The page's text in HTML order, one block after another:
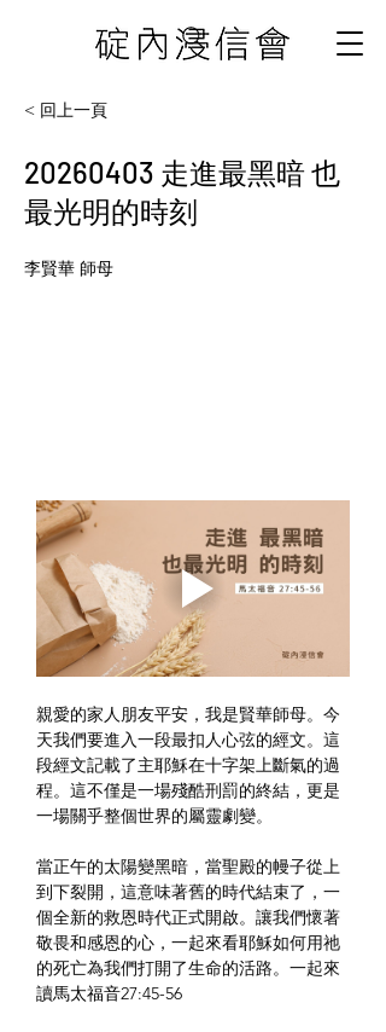
< 回上一頁
20260403 走進最黑暗 也
最光明的時刻
李賢華 師母
親愛的家人朋友平安，我是賢華師母。今
天我們要進入一段最扣人心弦的經文。這
段經文記載了主耶穌在十字架上斷氣的過
程。這不僅是一場殘酷刑罰的終結，更是
一場關乎整個世界的屬靈劇變。
當正午的太陽變黑暗，當聖殿的幔子從上
到下裂開，這意味著舊的時代結束了，一
個全新的救恩時代正式開啟。讓我們懷著
敬畏和感恩的心，一起來看耶穌如何用祂
的死亡為我們打開了生命的活路。一起來
讀馬太福音27:45-56